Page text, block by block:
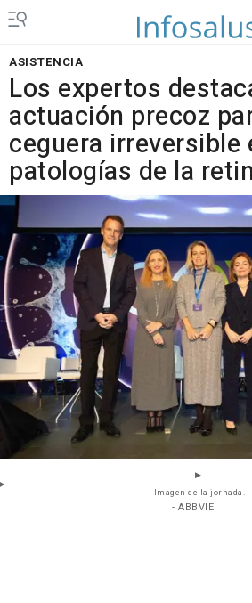
ASISTENCIA
Los expertos
actuación precoz
ceguera irreversible
patologías de la
Imagen de la jornada.
- ABBVIE